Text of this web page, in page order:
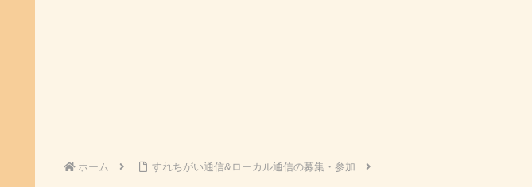
ホーム すれちがい通信&ローカル通信の募集・参加